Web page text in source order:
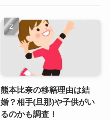
熊本比奈の移籍理由は結
婚？相手(旦那)や子供がい
るのかも調査！